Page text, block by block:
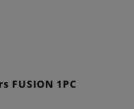
FUSION 1PC